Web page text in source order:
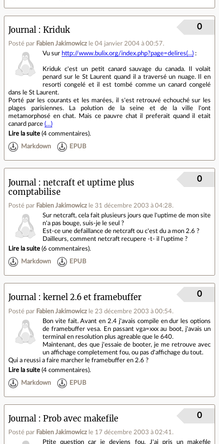
Journal Kriduk
Posté par Fabien Jakimowicz le 04 janvier 2004 à 00:57.
0
Vu sur http://www.bulix.org/index.php?page=delires(...) :
Kriduk c'est un petit canard sauvage du canada. Il volait
penard sur le St Laurent quand il a traversé un nuage. Il en
resorti congelé et il est tombé comme un canard congelé
dans le St Laurent.
Porté par les courants et les marées, il s'est retrouvé echouché sur les
plages parisiennes. La polution de la seine et de la ville l'ont
metamorphosé en chat. Mais ce pauvre chat il preferait quand il etait
canard parce (…)
Lire la suite (4 commentaires).
Markdown EPUB
Journal
netcraft et uptime plus
comptabilise
Posté par Fabien Jakimowicz le 31 décembre 2003 à 04:28.
0
Sur netcraft, cela fait plusieurs jours que l'uptime de mon site
n'a pas bouge, suis-je le seul ?
Est-ce une defaillance de netcraft ou c'est du a mon 2.6 ?
Dailleurs, comment netcraft recupere -t- il l'uptime ?
Lire la suite (6 commentaires).
Markdown EPUB
Journal kernel 2.6 et framebuffer
Posté par Fabien Jakimowicz le 23 décembre 2003 à 00:54.
0
Bon vite fait. Avant en 2.4 j'avais compile en dur les options
de framebuffer vesa. En passant vga=xxx au boot, j'avais un
terminal en resolution plus agreable que le 640.
Maintenant, des que j'essaie de booter, je me retrouve avec
un affichage completement fou, ou pas d'affichage du tout.
Qui a reussi a faire marcher le framebuffer en 2.6 ?
Lire la suite (4 commentaires).
Markdown EPUB
Journal Prob avec makefile
Posté par Fabien Jakimowicz le 17 décembre 2003 à 02:41.
0
Ptite question car je deviens fou. J'ai pris un makefile